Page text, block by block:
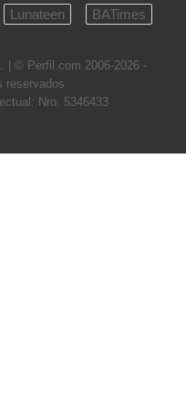
Lunateen BATimes
| © Perfil.com 2006-2026 -
reservados
Nro. 5346433